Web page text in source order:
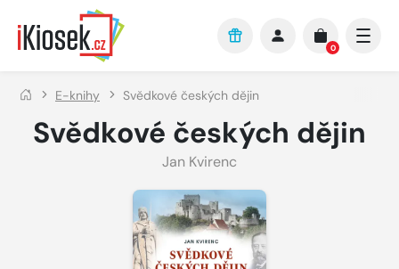
Přejít na hlavní obsah
0
E-knihy Svědkové českých dějin
Svědkové českých dějin
Jan Kvirenc